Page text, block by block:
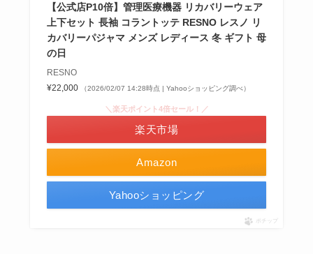
【公式店P10倍】管理医療機器 リカバリーウェア
上下セット 長袖 コラントッテ RESNO レスノ リ
カバリーパジャマ メンズ レディース 冬 ギフト 母
の日
RESNO
¥22,000
（2026/02/07 14:28時点 | Yahooショッピング調べ）
Amazon
＼楽天ポイント4倍セール！／
楽天市場
Yahooショッピング
ポチップ